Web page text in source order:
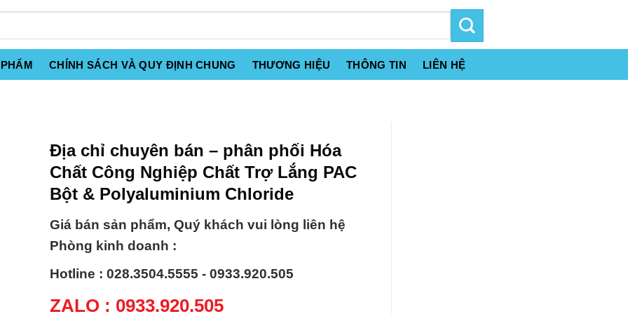
CHÍNH SÁCH VÀ QUY ĐỊNH CHUNG THƯƠNG HIỆU THÔNG TIN LIÊN HỆ
Địa chỉ chuyên bán – phân phối Hóa
Chất Công Nghiệp Chất Trợ Lắng PAC
Bột & Polyaluminium Chloride
Giá bán sản phẩm, Quý khách vui lòng liên hệ
Phòng kinh doanh :
Hotline : 028.3504.5555 - 0933.920.505
ZALO : 0933.920.505